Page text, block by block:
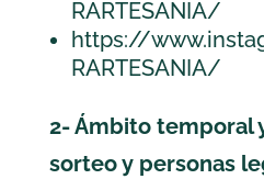
RARTESANIA/
https://
RARTESANIA/
2- Ámbito temporal
sorteo y personas